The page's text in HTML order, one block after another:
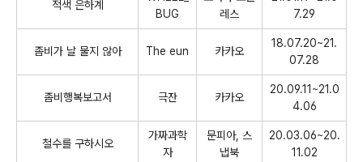
적색 은하계
BUG
레스
7.29
좀비가 날 물지 않아 The eun 카카오
18.07.20~21.
07.28
좀비행복보고서 극잔 카카오
20.09.11~21.0
4.06
철수를 구하시오
가짜과학
자
문피아, 스
냅북
20.03.06~20.
11.02